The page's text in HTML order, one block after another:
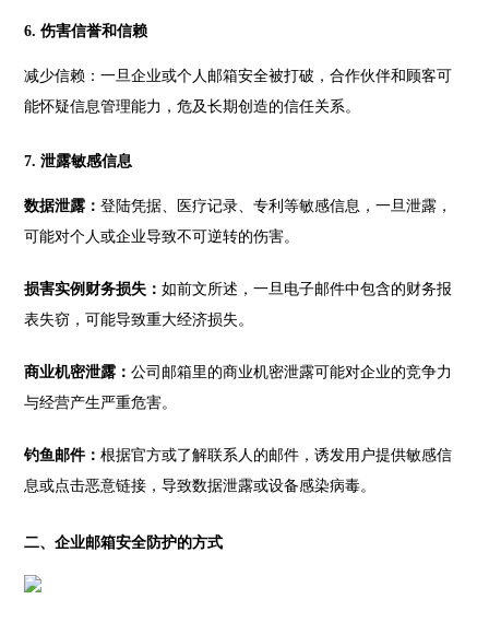
6. 伤害信誉和信赖
减少信赖：一旦企业或个人邮箱安全被打破，合作伙伴和顾客可
能怀疑信息管理能力，危及长期创造的信任关系。
7. 泄露敏感信息
数据泄露：登陆凭据、医疗记录、专利等敏感信息，一旦泄露，
可能对个人或企业导致不可逆转的伤害。
损害实例财务损失：如前文所述，一旦电子邮件中包含的财务报
表失窃，可能导致重大经济损失。
商业机密泄露：公司邮箱里的商业机密泄露可能对企业的竞争力
与经营产生严重危害。
钓鱼邮件：根据官方或了解联系人的邮件，诱发用户提供敏感信
息或点击恶意链接，导致数据泄露或设备感染病毒。
二、企业邮箱安全防护的方式